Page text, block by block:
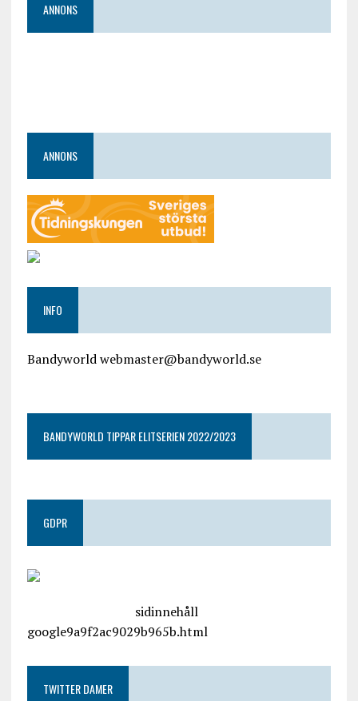
ANNONS
ANNONS
INFO
Bandyworld webmaster@bandyworld.se
BANDYWORLD TIPPAR ELITSERIEN 2022/2023
GDPR
sidinnehåll
google9a9f2ac9029b965b.html
TWITTER DAMER